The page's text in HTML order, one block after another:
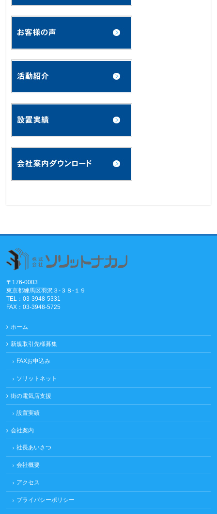
〒176-0003
東京都練馬区羽沢３-３８-１９
TEL：03-3948-5331
FAX：03-3948-5725
ホーム
新規取引先様募集
FAXお申込み
ソリットネット
街の電気店支援
設置実績
会社案内
社長あいさつ
会社概要
アクセス
プライバシーポリシー